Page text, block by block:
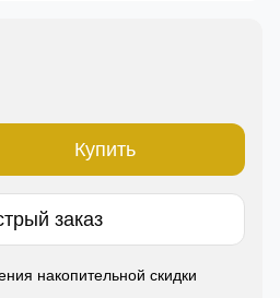
Купить
заказ
накопительной скидки